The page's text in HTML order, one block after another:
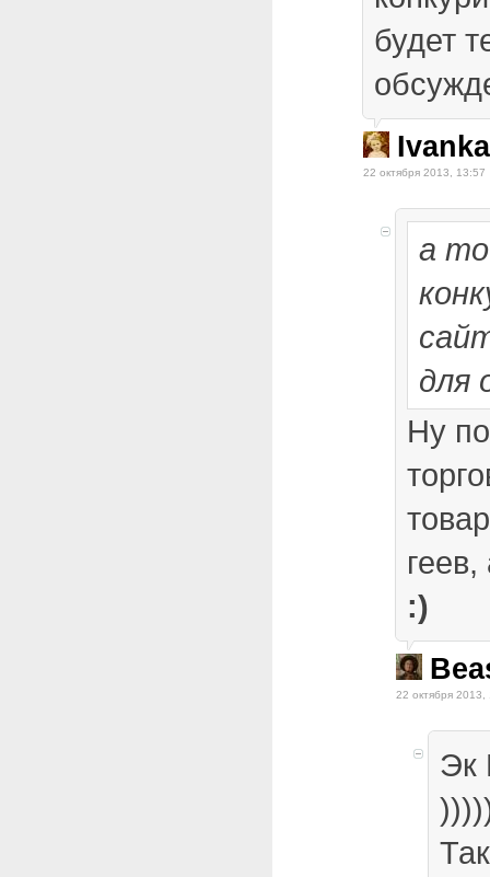
будет
Ivanka
22 октября 2013, 13:57
а
для
Ну
геев,
:)
22 октября 2013,
Эк